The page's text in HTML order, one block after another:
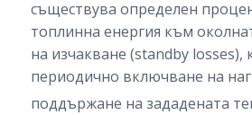
съществува определен
топлинна енергия към
на изчакване (standby losses),
периодично включване на
поддържане на зададената